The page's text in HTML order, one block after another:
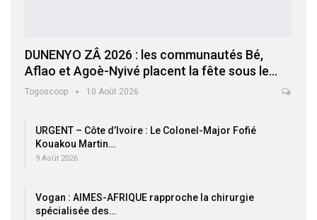
DUNENYO ZÂ 2026 : les communautés Bé,
Aflao et Agoè-Nyivé placent la fête sous le…
Togoscoop 10 Août 2026
URGENT – Côte d’Ivoire : Le Colonel-Major Fofié
Kouakou Martin…
9 Août 2026
Vogan : AIMES-AFRIQUE rapproche la chirurgie
spécialisée des…